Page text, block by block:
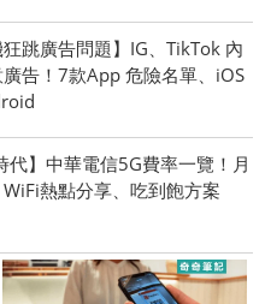
狂跳廣告問題】IG、TikTok 內
告！7款App 危險名單、iOS
代】中華電信5G費率一覽！月
熱點分享、吃到飽方案